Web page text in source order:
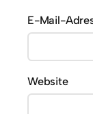
E-Mail-
Website